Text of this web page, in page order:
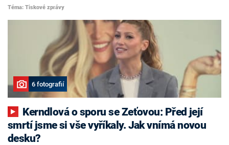
Téma: Tiskové zprávy
6 fotografií
smrtí jsme si vše vyříkaly. Jak vnímá novou
desku?